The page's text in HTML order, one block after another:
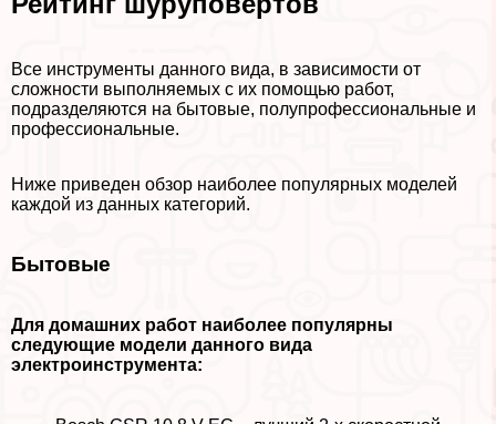
Все инструменты данного вида, в зависимости от
сложности выполняемых с их помощью работ,
подразделяются на бытовые, полупрофессиональные и
профессиональные.
Ниже приведен обзор наиболее популярных моделей
каждой из данных категорий.
Бытовые
Для домашних работ наиболее популярны
следующие модели данного вида
электроинструмента: